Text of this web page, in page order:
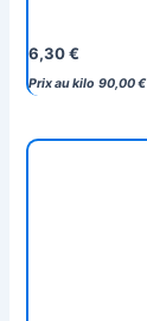
6,30€
Prix au kilo 90,00€